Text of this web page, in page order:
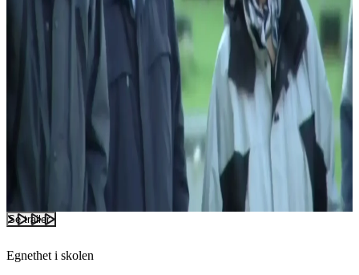
Se trailer
Egnethet i skolen